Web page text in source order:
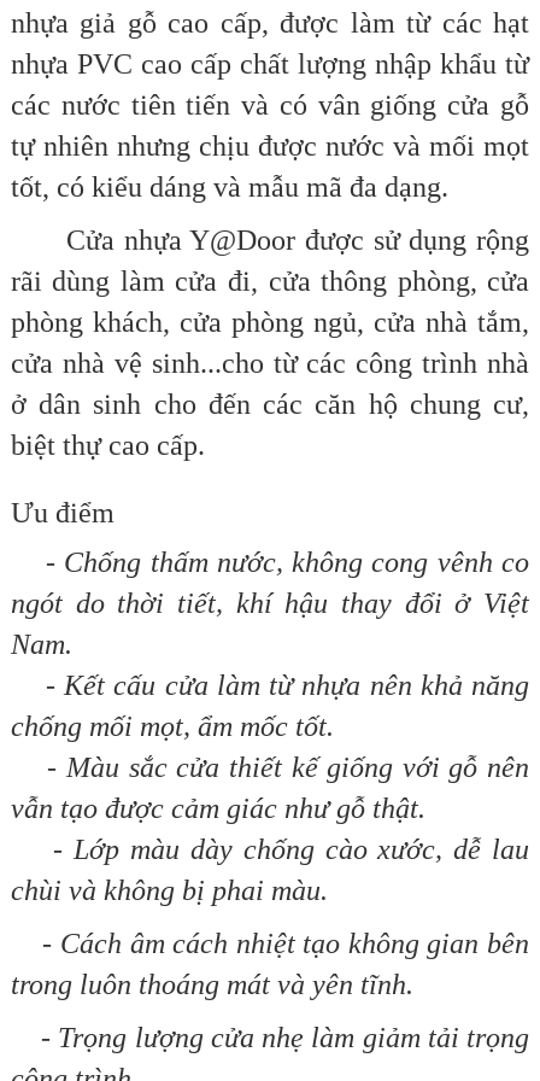
nhựa giả gỗ cao cấp, được làm từ các hạt
nhựa PVC cao cấp chất lượng nhập khẩu từ
các nước tiên tiến và có vân giống cửa gỗ
tự nhiên nhưng chịu được nước và mối mọt
tốt, có kiểu dáng và mẫu mã đa dạng.
Cửa nhựa Y@Door được sử dụng rộng
rãi dùng làm cửa đi, cửa thông phòng, cửa
phòng khách, cửa phòng ngủ, cửa nhà tắm,
cửa nhà vệ sinh...cho từ các công trình nhà
ở dân sinh cho đến các căn hộ chung cư,
biệt thự cao cấp.
Ưu điểm
- Chống thấm nước, không cong vênh co
ngót do thời tiết, khí hậu thay đổi ở Việt
Nam.
- Kết cấu cửa làm từ nhựa nên khả năng
chống mối mọt, ẩm mốc tốt.
- Màu sắc cửa thiết kế giống với gỗ nên
vẫn tạo được cảm giác như gỗ thật.
- Lớp màu dày chống cào xước, dễ lau
chùi và không bị phai màu.
- Cách âm cách nhiệt tạo không gian bên
trong luôn thoáng mát và yên tĩnh.
- Trọng lượng cửa nhẹ làm giảm tải trọng